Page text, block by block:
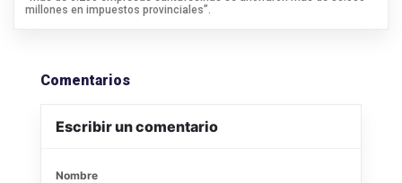
millones en impuestos provinciales”.
Comentarios
Escribir un comentario
Nombre